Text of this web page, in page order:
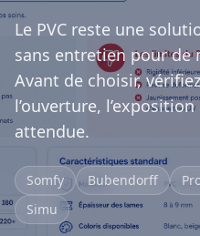
Le PVC reste une
sans entretien pour
Avant de choisir,
l’ouverture,
attendue.
Somfy Bubendorff
Simu